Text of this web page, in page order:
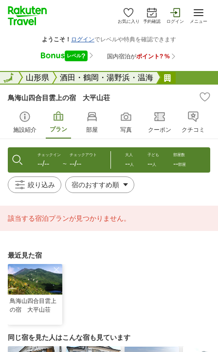
お気に入り 予約確認 ログイン メニュー
全国山形県 酒田・鶴岡・湯野浜・温海
全国
鳥海山四合目雲上の宿 大平山荘
施設紹介 プラン 部屋 写真 クーポン クチコミ
チェックイン
--/-- 〜
チェックアウト
--/--
大人
--人
子ども
--人
部屋数
--部屋
絞り込み
該当する宿泊プランが見つかりません。
最近見た宿
鳥海山四合目雲上
の宿 大平山荘
同じ宿を見た人はこんな宿も見ています